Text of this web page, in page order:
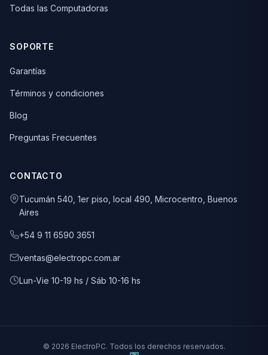
Todas las Computadoras
SOPORTE
Garantías
Términos y condiciones
Blog
Preguntas Frecuentes
CONTACTO
Tucumán 540, 1er piso, local 490, Microcentro, Buenos
Aires
+54 9 11 6590 3651
ventas@electropc.com.ar
Lun-Vie 10-19 hs / Sáb 10-16 hs
© 2026 ElectroPC. Todos los derechos reservados.